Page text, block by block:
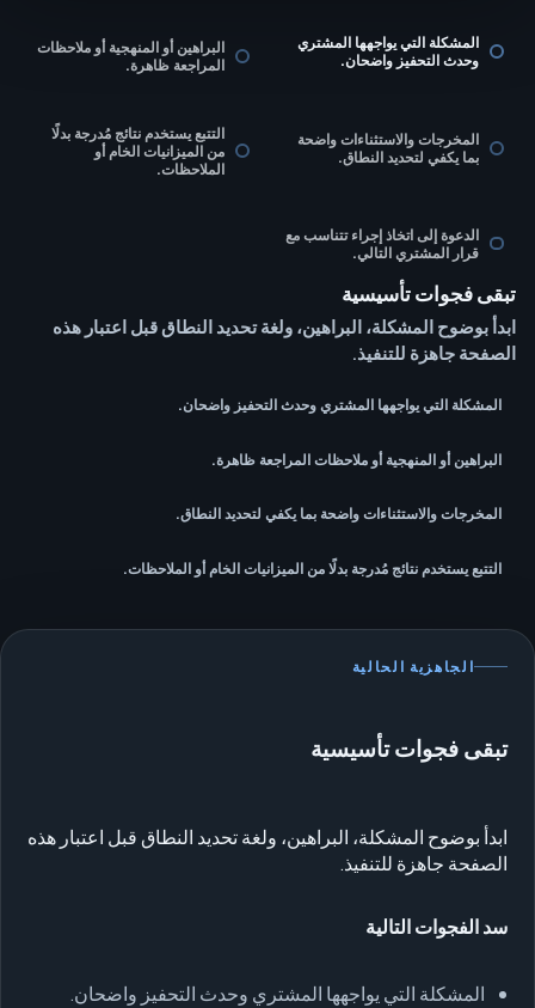
المشكلة التي يواجهها المشتري
وحدث التحفيز واضحان.
البراهين أو المنهجية أو ملاحظات
المراجعة ظاهرة.
المخرجات والاستثناءات واضحة
بما يكفي لتحديد النطاق.
التتبع يستخدم نتائج مُدرجة بدلًا
من الميزانيات الخام أو
الملاحظات.
الدعوة إلى اتخاذ إجراء تتناسب مع
قرار المشتري التالي.
تبقى فجوات تأسيسية
ابدأ بوضوح المشكلة، البراهين، ولغة تحديد النطاق قبل اعتبار هذه
الصفحة جاهزة للتنفيذ.
المشكلة التي يواجهها المشتري وحدث التحفيز واضحان.
البراهين أو المنهجية أو ملاحظات المراجعة ظاهرة.
المخرجات والاستثناءات واضحة بما يكفي لتحديد النطاق.
التتبع يستخدم نتائج مُدرجة بدلًا من الميزانيات الخام أو الملاحظات.
الجاهزية الحالية
تبقى فجوات تأسيسية
ابدأ بوضوح المشكلة، البراهين، ولغة تحديد النطاق قبل اعتبار هذه
الصفحة جاهزة للتنفيذ.
سد الفجوات التالية
المشكلة التي يواجهها المشتري وحدث التحفيز واضحان.